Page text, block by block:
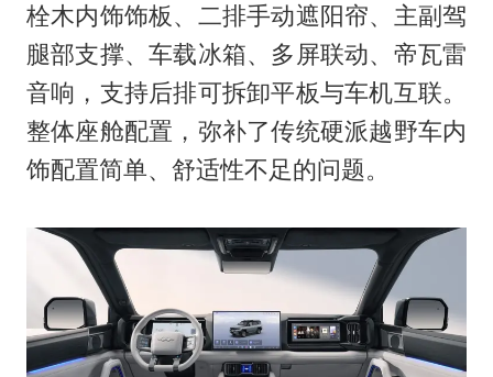
栓木内饰饰板、二排手动遮阳帘、主副驾
腿部支撑、车载冰箱、多屏联动、帝瓦雷
音响，支持后排可拆卸平板与车机互联。
整体座舱配置，弥补了传统硬派越野车内
饰配置简单、舒适性不足的问题。